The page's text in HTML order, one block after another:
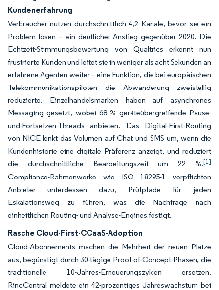
Kundenerfahrung
Verbraucher nutzen durchschnittlich 4,2 Kanäle, bevor sie ein
Problem lösen – ein deutlicher Anstieg gegenüber 2020. Die
Echtzeit-Stimmungsbewertung von Qualtrics erkennt nun
frustrierte Kunden und leitet sie in weniger als acht Sekunden an
erfahrene Agenten weiter – eine Funktion, die bei europäischen
Telekommunikationspiloten die Abwanderung zweistellig
reduzierte. Einzelhandelsmarken haben auf asynchrones
Messaging gesetzt, wobei 68 % geräteübergreifende Pause-
und-Fortsetzen-Threads anbieten. Das Digital-First-Routing
von NICE lenkt das Volumen auf Chat und SMS um, wenn die
Kundenhistorie eine digitale Präferenz anzeigt, und reduziert
die durchschnittliche Bearbeitungszeit um 22 %.[1]
Compliance-Rahmenwerke wie ISO 18295-1 verpflichten
Anbieter unterdessen dazu, Prüfpfade für jeden
Eskalationsweg zu führen, was die Nachfrage nach
einheitlichen Routing- und Analyse-Engines festigt.
Rasche Cloud-First-CCaaS-Adoption
Cloud-Abonnements machen die Mehrheit der neuen Plätze
aus, begünstigt durch 30-tägige Proof-of-Concept-Phasen, die
traditionelle 10-Jahres-Erneuerungszyklen ersetzen.
RingCentral meldete ein 42-prozentiges Jahreswachstum bei